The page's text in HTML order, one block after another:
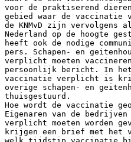
voor de praktiserend
gebied waar de
de KNMvD zijn vervolgens
Nederland op de hoogte
heeft ook de nodige
pers. Schapen- en
verplicht moeten
persoonlijk bericht. In het
vaccinatie verplicht is
overige schapen- en
thuisgestuurd.
Hoe wordt de vaccinatie
Eigenaren van de
verplicht moeten worden
krijgen een brief met het